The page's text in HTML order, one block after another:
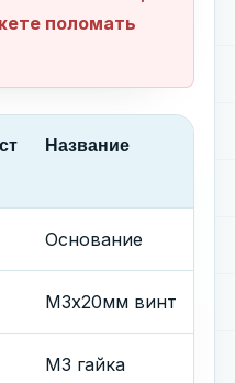
поломать
Название
Основание
М3х20мм винт
М3 гайка